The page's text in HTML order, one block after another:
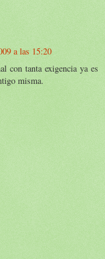
a las 15:20
con tanta exigencia ya es
misma.